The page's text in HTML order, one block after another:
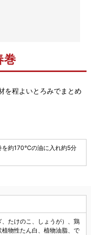
巻
を程よいとろみでまとめ
を約170℃の油に入れ約5分
たけのこ、しょうが）、鶏
物性たん白、植物油脂、で